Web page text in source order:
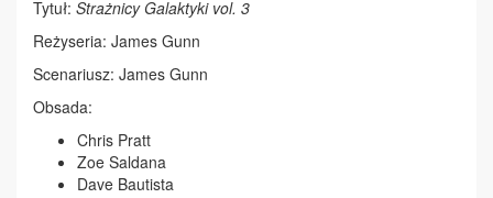
Tytuł: Strażnicy Galaktyki vol. 3
Reżyseria: James Gunn
Scenariusz: James Gunn
Obsada:
Chris Pratt
Zoe Saldana
Dave Bautista